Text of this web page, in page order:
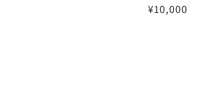
通
¥10,000